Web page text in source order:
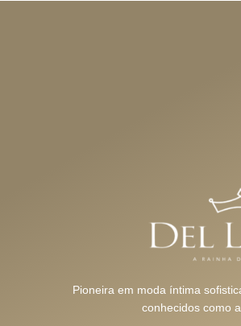
Pioneira em moda íntima
conhecidos como